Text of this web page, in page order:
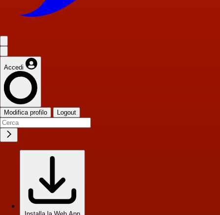
Accedi
Modifica profilo Logout